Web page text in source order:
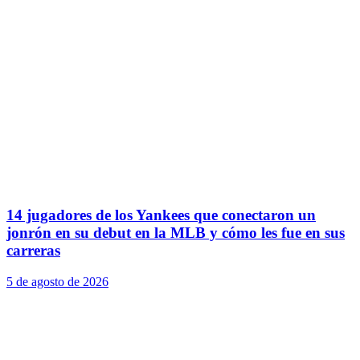
14 jugadores de los Yankees que conectaron un
jonrón en su debut en la MLB y cómo les fue en sus
carreras
5 de agosto de 2026